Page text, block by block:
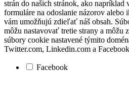
strán do našich stránok, ako
formuláre na odoslanie názorov
vám umožňujú zdieľať náš obsah.
môžu nastavovať tretie strany a môžu
súbory cookie nastavené týmito
Twitter.com, Linkedin.com a
Facebook